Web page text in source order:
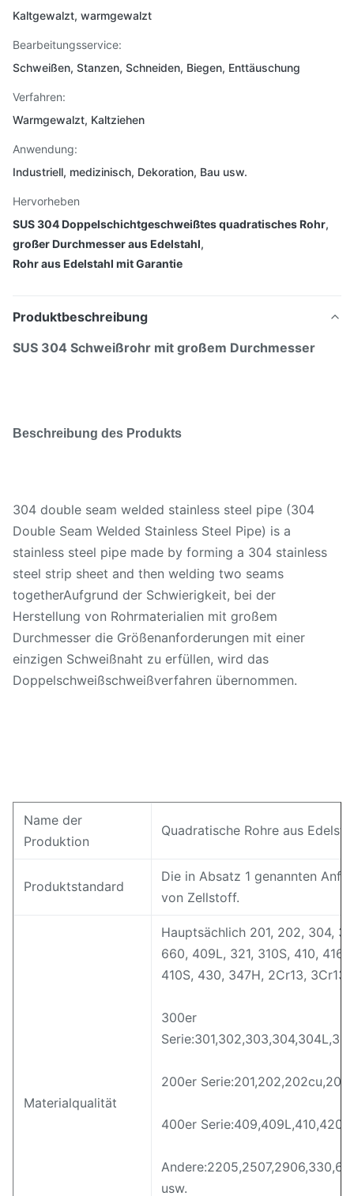
Kaltgewalzt, warmgewalzt
Bearbeitungsservice:
Schweißen, Stanzen, Schneiden, Biegen, Enttäuschung
Verfahren:
Warmgewalzt, Kaltziehen
Anwendung:
Industriell, medizinisch, Dekoration, Bau usw.
Hervorheben
SUS 304 Doppelschichtgeschweißtes quadratisches Rohr,
großer Durchmesser aus Edelstahl,
Rohr aus Edelstahl mit Garantie
Produktbeschreibung
SUS 304 Schweißrohr mit großem Durchmesser
Beschreibung des Produkts
304 double seam welded stainless steel pipe (304
Double Seam Welded Stainless Steel Pipe) is a
stainless steel pipe made by forming a 304 stainless
steel strip sheet and then welding two seams
togetherAufgrund der Schwierigkeit, bei der
Herstellung von Rohrmaterialien mit großem
Durchmesser die Größenanforderungen mit einer
einzigen Schweißnaht zu erfüllen, wird das
Doppelschweißschweißverfahren übernommen.
Name der
Produktion
Quadratische Rohre aus
Produktstandard
Die in Absatz 1 genannten
von Zellstoff.
Materialqualität
Hauptsächlich 201, 202, 304,
660, 409L, 321, 310S, 410, 416,
410S, 430, 347H, 2Cr13, 3Cr13
300er
200er Serie:201,202,202cu,204
400er
usw.